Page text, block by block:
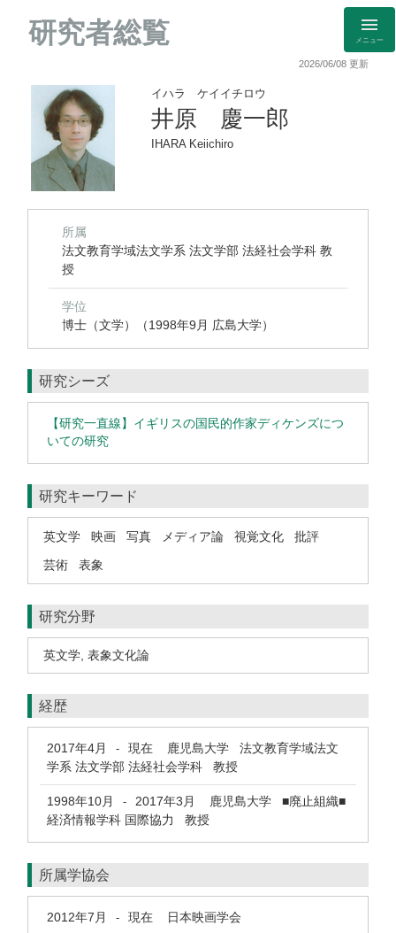
研究者総覧 メニュー
2026/06/08 更新
イハラ ケイイチロウ
井原 慶一郎
IHARA Keiichiro
所属
法文教育学域法文学系 法文学部 法経社会学科 教
授
学位
博士（文学）（1998年9月 広島大学）
研究シーズ
【研究一直線】イギリスの国民的作家ディケンズにつ
いての研究
研究キーワード
英文学 映画 写真 メディア論 視覚文化
批評
芸術
表象
研究分野
英文学 表象文化論
経歴
2017年4月 - 現在 鹿児島大学 法文教育学域法文
学系 法文学部 法経社会学科 教授
1998年10月 - 2017年3月
鹿児島大学 ■廃止組織■
経済情報学科 国際協力 教授
所属学協会
2012年7月 - 現在 日本映画学会